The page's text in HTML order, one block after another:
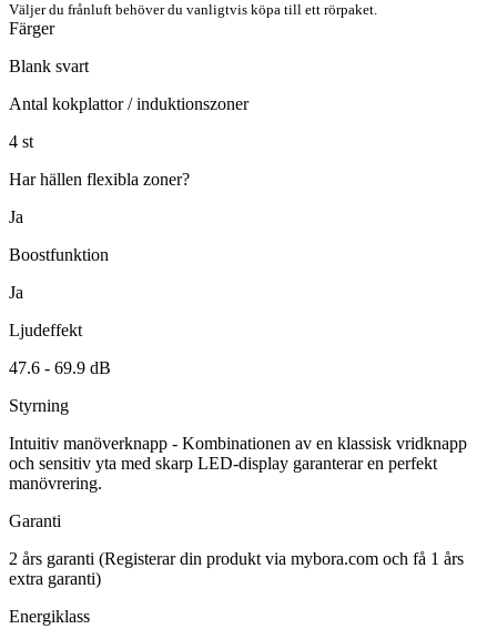
Väljer du frånluft behöver du vanligtvis köpa till ett rörpaket.
Färger
Blank svart
Antal kokplattor / induktionszoner
4 st
Har hällen flexibla zoner?
Ja
Boostfunktion
Ja
Ljudeffekt
47.6 - 69.9 dB
Styrning
Intuitiv manöverknapp - Kombinationen av en klassisk vridknapp
och sensitiv yta med skarp LED-display garanterar en perfekt
manövrering.
Garanti
2 års garanti (Registerar din produkt via mybora.com och få 1 års
extra garanti)
Energiklass